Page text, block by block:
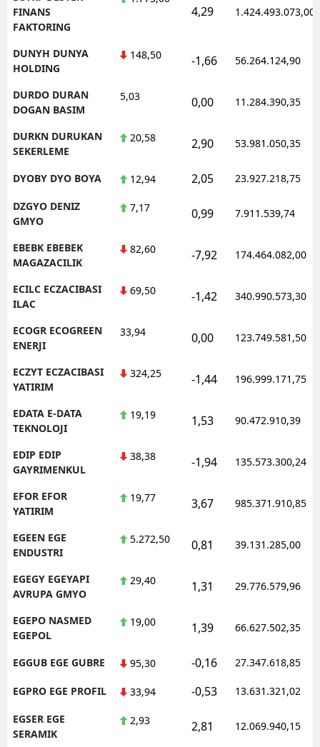
FINANS
FAKTORING
4,29 1.424.493.073,00
DUNYH DUNYA
HOLDING
148,50 -1,66 56.264.124,90
DURDO DURAN
DOGAN BASIM
5,03 0,00 11.284.390,35
DURKN DURUKAN
SEKERLEME
20,58 2,90 53.981.050,35
DYOBY DYO BOYA 12,94 2,05 23.927.218,75
DZGYO DENIZ
GMYO
7,17 0,99 7.911.539,74
EBEBK EBEBEK
MAGAZACILIK
82,60 -7,92 174.464.082,00
ECILC ECZACIBASI
ILAC
69,50 -1,42 340.990.573,30
ECOGR ECOGREEN
ENERJI
33,94 0,00 123.749.581,50
ECZYT ECZACIBASI
YATIRIM
324,25 -1,44 196.999.171,75
EDATA E-DATA
TEKNOLOJI
19,19 1,53 90.472.910,39
EDIP EDIP
GAYRIMENKUL
38,38 -1,94 135.573.300,24
EFOR EFOR
YATIRIM
19,77 3,67 985.371.910,85
EGEEN EGE
ENDUSTRI
5.272,50 0,81 39.131.285,00
EGEGY EGEYAPI
AVRUPA GMYO
29,40 1,31 29.776.579,96
EGEPO NASMED
EGEPOL
19,00 1,39 66.627.502,35
EGGUB EGE GUBRE 95,30 -0,16 27.347.618,85
EGPRO EGE PROFIL 33,94 -0,53 13.631.321,02
EGSER EGE
SERAMIK
2,93 2,81 12.069.940,15